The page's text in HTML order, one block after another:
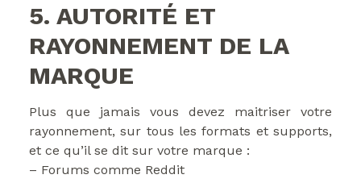
5. AUTORITÉ ET
RAYONNEMENT DE LA
MARQUE
Plus que jamais vous devez maitriser votre
rayonnement, sur tous les formats et supports,
et ce qu’il se dit sur votre marque :
– Forums comme Reddit